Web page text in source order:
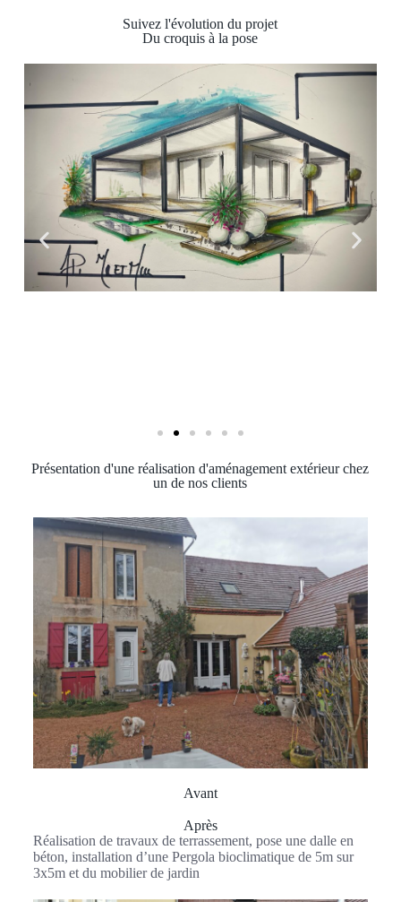
Suivez l'évolution du projet
Du croquis à la pose
Présentation d'une réalisation d'aménagement extérieur chez
un de nos clients
Avant
Après
Réalisation de travaux de terrassement, pose une dalle en
béton, installation d’une Pergola bioclimatique de 5m sur
3x5m et du mobilier de jardin